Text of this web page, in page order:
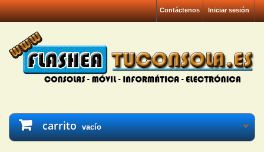
Iniciar sesión
Contáctenos
carrito vacío